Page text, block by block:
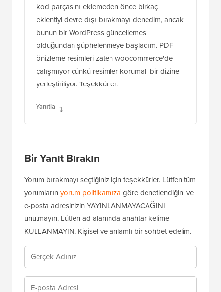
bu gönderinize kadar bunu anlayamadım. Bu
kod parçasını eklemeden önce birkaç
eklentiyi devre dışı bırakmayı denedim, ancak
bunun bir WordPress güncellemesi
olduğundan şüphelenmeye başladım. PDF
önizleme resimleri zaten woocommerce'de
çalışmıyor çünkü resimler korumalı bir dizine
Yorum bırakmayı seçtiğiniz için teşekkürler. Lütfen tüm
yorumlarınyorum politikamızagöre denetlendiğini ve
e-posta adresinizin YAYINLANMAYACAĞINI
unutmayın. Lütfen ad alanında anahtar kelime
KULLANMAYIN. Kişisel ve anlamlı bir sohbet edelim.